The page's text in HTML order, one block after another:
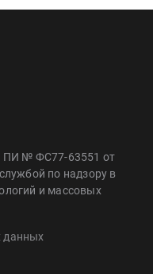
ПИ № ФС77-63551 от
по надзору в
и массовых
данных